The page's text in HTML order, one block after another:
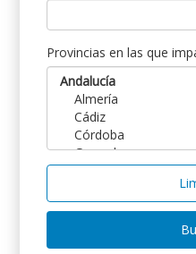
Provincias en las que